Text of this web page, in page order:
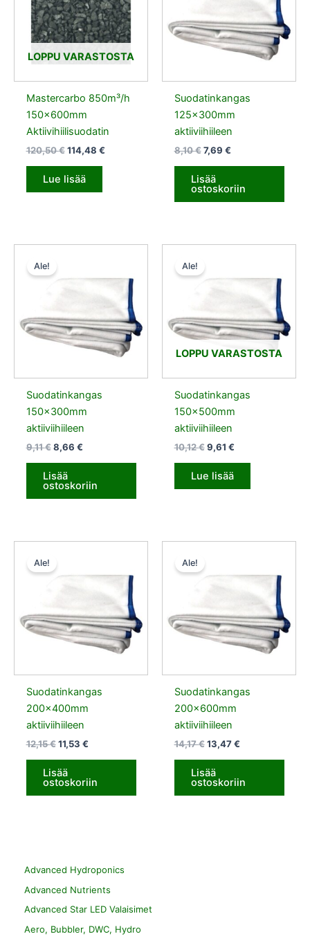
Advanced Hydroponics
Advanced Nutrients
Advanced Star LED Valaisimet
Aero, Bubbler, DWC, Hydro
LOPPU VARASTOSTA
Mastercarbo 850m³/h
150x600mm
Aktiivihiilisuodatin
120,50€ 114,48 €
Lue lisää
Suodatinkangas
125x300mm
aktiiviihiileen
8,10€ 7,69 €
Lisää
ostoskoriin
Ale!
Suodatinkangas
150x300mm
aktiiviihiileen
9,11€
oli:
8,66 €
8,66 €.
Lisää
ostoskoriin
LOPPU VARASTOSTA
Ale!
Suodatinkangas
150x500mm
aktiiviihiileen
10,12€ 9,61 €
9,61 €.
Lue lisää
Ale!
Suodatinkangas
200x400mm
aktiiviihiileen
12,15€ 11,53 €
11,53 €.
Lisää
ostoskoriin
Ale!
Suodatinkangas
200x600mm
aktiiviihiileen
14,17€ 13,47€
13,47 €.
Lisää
ostoskoriin